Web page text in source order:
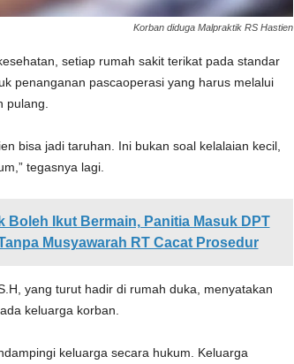
Korban diduga Malpraktik RS Hastien
setiap rumah sakit terikat pada standar
penanganan pascaoperasi yang harus melalui
pulang.
bisa jadi taruhan. Ini bukan soal kelalaian kecil,
tegasnya lagi.
Boleh Ikut Bermain, Panitia Masuk DPT
Musyawarah RT Cacat Prosedur
yang turut hadir di rumah duka, menyatakan
keluarga korban.
keluarga secara hukum. Keluarga